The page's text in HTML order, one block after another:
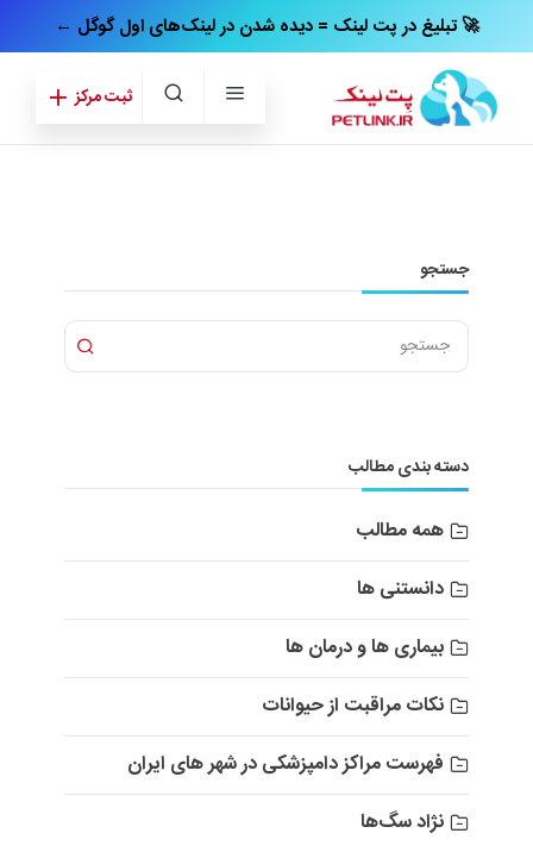
← تبلیغ در پت‌ لینک = دیده شدن در لینک‌های اول گوگل 🚀
ثبت مرکز
جستجو
دسته بندی مطالب
همه مطالب
دانستنی ها
بیماری ها و درمان ها
نکات مراقبت از حیوانات
فهرست مراکز دامپزشکی در شهر های ایران
نژاد سگ‌ها